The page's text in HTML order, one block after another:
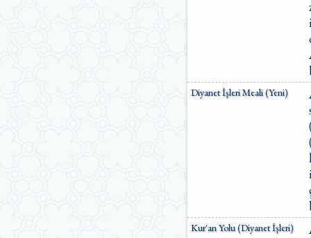
Diyanet İşleri Meali (Yeni)
Kur'an Yolu (Diyanet İşleri)